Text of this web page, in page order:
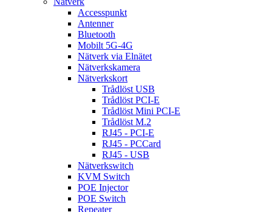
Accesspunkt
Antenner
Bluetooth
Mobilt 5G-4G
Nätverk via Elnätet
Nätverkskamera
Nätverkskort
Trådlöst USB
Trådlöst PCI-E
Trådlöst Mini PCI-E
Trådlöst M.2
RJ45 - PCI-E
RJ45 - PCCard
RJ45 - USB
Nätverkswitch
KVM Switch
POE Injector
POE Switch
Repeater